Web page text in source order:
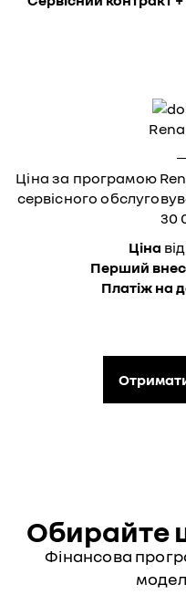
Ціна за програмою
сервісного
30
Ціна
Перший
Платіж на
Обирайте
Фінансова